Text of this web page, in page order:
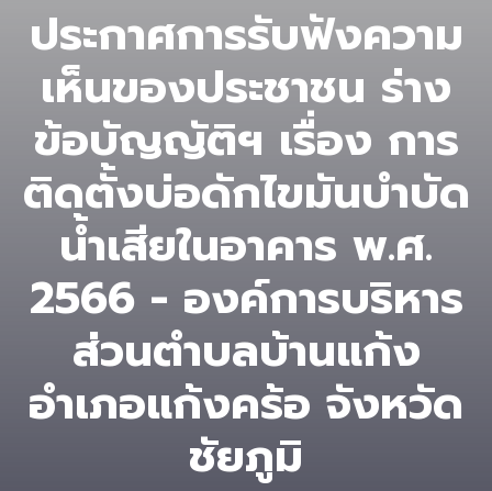
ประกาศการรับฟังความ
เห็นของประชาชน ร่าง
ข้อบัญญัติฯ เรื่อง การ
ติดตั้งบ่อดักไขมันบำบัด
น้ำเสียในอาคาร พ.ศ.
2566 - องค์การบริหาร
ส่วนตําบลบ้านแก้ง
อำเภอแก้งคร้อ จังหวัด
ชัยภูมิ